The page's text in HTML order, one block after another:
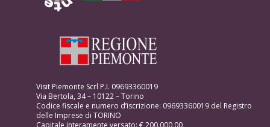
Visit Piemonte Scrl P.I. 09693360019
Via Bertola, 34 – 10122 – Torino
Codice fiscale e numero d’iscrizione: 09693360019 del Registro
delle Imprese di TORINO
Capitale interamente versato: € 200.000,00